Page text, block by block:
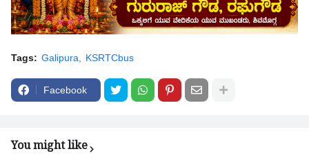
Tags: Galipura KSRTCbus
Facebook
You might like